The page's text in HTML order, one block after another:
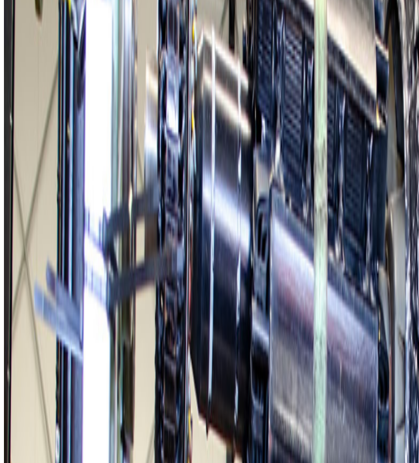
Hoe komen wij tot een eerlijke prijs?
Wilt u uw elektromotor, generator of pomp laten reviseren? Neem dan contact op met onze experts. Maak een foto van uw (defecte)